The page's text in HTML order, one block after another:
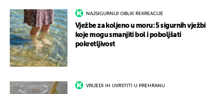
NAJSIGURNIJI OBLIK REKREACIJE
Vježbe za koljeno u moru: 5 sigurnih vježbi
koje mogu smanjiti bol i poboljšati
pokretljivost
VRIJEDI IH UVRSTITI U PREHRANU